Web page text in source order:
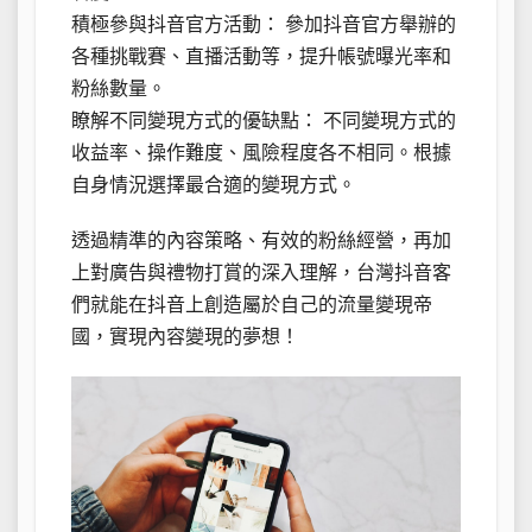
積極參與抖音官方活動： 參加抖音官方舉辦的
各種挑戰賽、直播活動等，提升帳號曝光率和
粉絲數量。
瞭解不同變現方式的優缺點： 不同變現方式的
收益率、操作難度、風險程度各不相同。根據
自身情況選擇最合適的變現方式。
透過精準的內容策略、有效的粉絲經營，再加
上對廣告與禮物打賞的深入理解，台灣抖音客
們就能在抖音上創造屬於自己的流量變現帝
國，實現內容變現的夢想！